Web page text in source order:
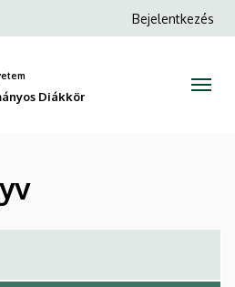
Anonim
Bejelentkezés
Diákkör